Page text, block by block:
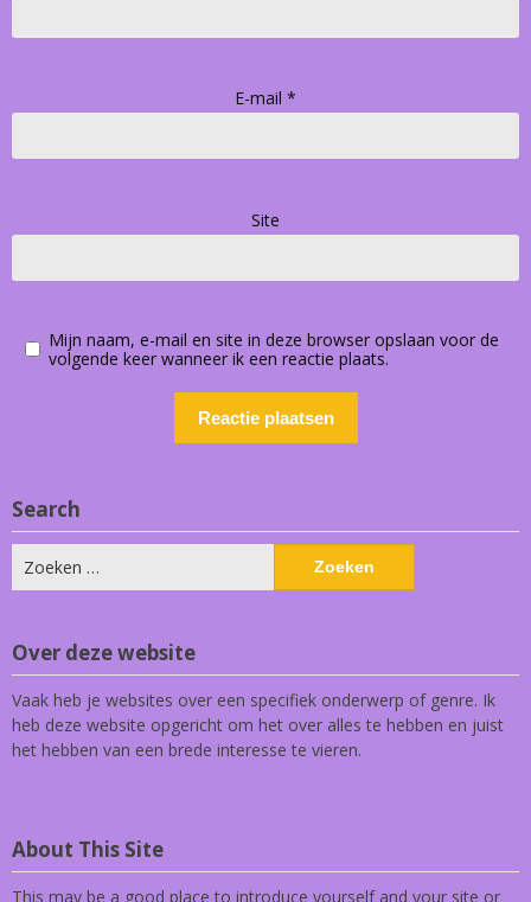
E-mail *
Site
Mijn naam, e-mail en site in deze browser opslaan voor de
volgende keer wanneer ik een reactie plaats.
Search
Zoeken
naar:
Over deze website
Vaak heb je websites over een specifiek onderwerp of genre. Ik
heb deze website opgericht om het over alles te hebben en juist
het hebben van een brede interesse te vieren.
About This Site
This may be a good place to introduce yourself and your site or